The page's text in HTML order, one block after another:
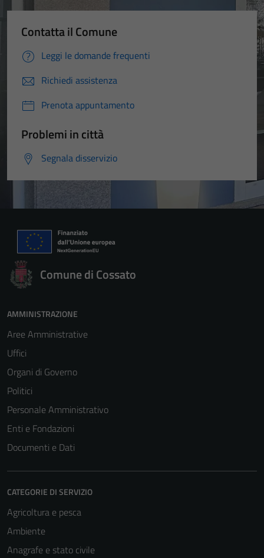
Contatta il Comune
Leggi le domande frequenti
Richiedi assistenza
Prenota appuntamento
Problemi in città
Segnala disservizio
Comune di Cossato
AMMINISTRAZIONE
Aree Amministrative
Uffici
Organi di Governo
Politici
Personale Amministrativo
Enti e Fondazioni
Documenti e Dati
CATEGORIE DI SERVIZIO
Agricoltura e pesca
Ambiente
Anagrafe e stato civile